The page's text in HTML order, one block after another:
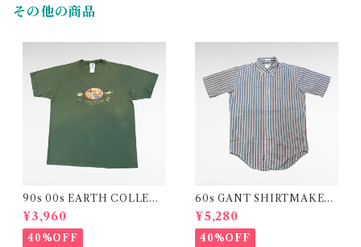
その他の商品
90s 00s EARTH COLLECT
ION "FRESHWATER ANGL
ER "embroidery print t-shi
rt
¥3,960
40%OFF
60s GANT SHIRTMAKER
S" The Hugger" stripe shir
t
¥5,280
40%OFF